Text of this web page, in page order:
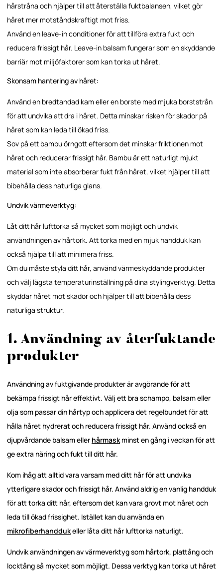
hårstråna och hjälper till att återställa fuktbalansen, vilket gör
håret mer motståndskraftigt mot friss.
Använd en leave-in conditioner för att tillföra extra fukt och
reducera frissigt hår. Leave-in balsam fungerar som en skyddande
barriär mot miljöfaktorer som kan torka ut håret.
Skonsam hantering av håret:
Använd en bredtandad kam eller en borste med mjuka borststrån
för att undvika att dra i håret. Detta minskar risken för skador på
håret som kan leda till ökad friss.
Sov på ett bambu örngott eftersom det minskar friktionen mot
håret och reducerar frissigt hår. Bambu är ett naturligt mjukt
material som inte absorberar fukt från håret, vilket hjälper till att
bibehålla dess naturliga glans.
Undvik värmeverktyg:
Låt ditt hår lufttorka så mycket som möjligt och undvik
användningen av hårtork. Att torka med en mjuk handduk kan
också hjälpa till att minimera friss.
Om du måste styla ditt hår, använd värmeskyddande produkter
och välj lägsta temperaturinställning på dina stylingverktyg. Detta
skyddar håret mot skador och hjälper till att bibehålla dess
naturliga struktur.
1. Användning av återfuktande
produkter
Användning av fuktgivande produkter är avgörande för att
bekämpa frissigt hår effektivt. Välj ett bra schampo, balsam eller
olja som passar din hårtyp och applicera det regelbundet för att
hålla håret hydrerat och reducera frissigt hår. Använd också en
djupvårdande balsam eller hårmask minst en gång i veckan för att
ge extra näring och fukt till ditt hår.
Kom ihåg att alltid vara varsam med ditt hår för att undvika
ytterligare skador och frissigt hår. Använd aldrig en vanlig handduk
för att torka ditt hår, eftersom det kan vara grovt mot håret och
leda till ökad frissighet. Istället kan du använda en
mikrofiberhanddukeller låta ditt hår lufttorka naturligt.
Undvik användningen av värmeverktyg som hårtork, plattång och
locktång så mycket som möjligt. Dessa verktyg kan torka ut håret